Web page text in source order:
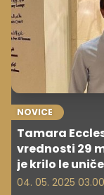
NOVICE
Tamara
vrednosti 29
je krilo le
04. 05. 2025 03.00